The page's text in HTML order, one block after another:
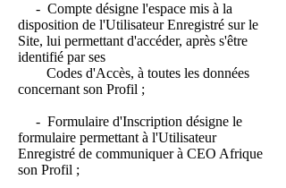
- Compte désigne l'espace mis à la
disposition de l'Utilisateur Enregistré sur le
Site, lui permettant d'accéder, après s'être
identifié par ses
Codes d'Accès, à toutes les données
concernant son Profil ;
- Formulaire d'Inscription désigne le
formulaire permettant à l'Utilisateur
Enregistré de communiquer à CEO Afrique
son Profil ;